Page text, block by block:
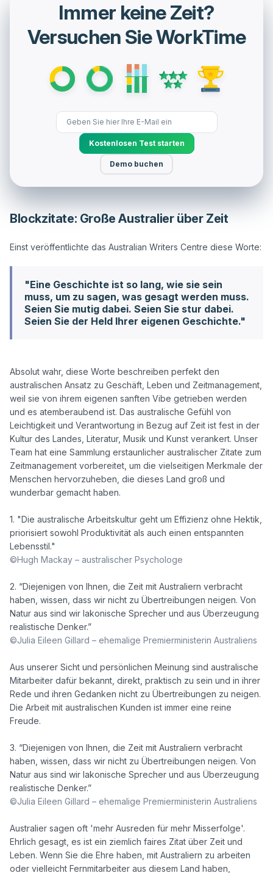
Immer keine Zeit?
Versuchen Sie WorkTime
Kostenlosen Test starten
Demo buchen
Blockzitate: Große Australier über Zeit
"Eine Geschichte ist so lang, wie sie sein
muss, um zu sagen, was gesagt werden muss.
Seien Sie mutig dabei. Seien Sie stur dabei.
Seien Sie der Held Ihrer eigenen Geschichte."
Absolut wahr, diese Worte beschreiben perfekt den
australischen Ansatz zu Geschäft, Leben und Zeitmanagement,
weil sie von ihrem eigenen sanften Vibe getrieben werden
und es atemberaubend ist. Das australische Gefühl von
Leichtigkeit und Verantwortung in Bezug auf Zeit ist fest in der
Kultur des Landes, Literatur, Musik und Kunst verankert. Unser
Team hat eine Sammlung erstaunlicher australischer Zitate zum
Zeitmanagement vorbereitet, um die vielseitigen Merkmale der
Menschen hervorzuheben, die dieses Land groß und
wunderbar gemacht haben.
1. "Die australische Arbeitskultur geht um Effizienz ohne Hektik,
priorisiert sowohl Produktivität als auch einen entspannten
©Hugh Mackay – australischer Psychologe
2. “Diejenigen von Ihnen, die Zeit mit Australiern verbracht
haben, wissen, dass wir nicht zu Übertreibungen neigen. Von
Natur aus sind wir lakonische Sprecher und aus Überzeugung
©Julia Eileen Gillard – ehemalige Premierministerin Australiens
Aus unserer Sicht und persönlichen Meinung sind australische
Mitarbeiter dafür bekannt, direkt, praktisch zu sein und in ihrer
Rede und ihren Gedanken nicht zu Übertreibungen zu neigen.
Die Arbeit mit australischen Kunden ist immer eine reine
Freude.
3. “Diejenigen von Ihnen, die Zeit mit Australiern verbracht
haben, wissen, dass wir nicht zu Übertreibungen neigen. Von
Natur aus sind wir lakonische Sprecher und aus Überzeugung
©Julia Eileen Gillard – ehemalige Premierministerin Australiens
Australier sagen oft 'mehr Ausreden für mehr Misserfolge'.
Ehrlich gesagt, es ist ein ziemlich faires Zitat über Zeit und
Leben. Wenn Sie die Ehre haben, mit Australiern zu arbeiten
oder vielleicht Fernmitarbeiter aus diesem Land haben,